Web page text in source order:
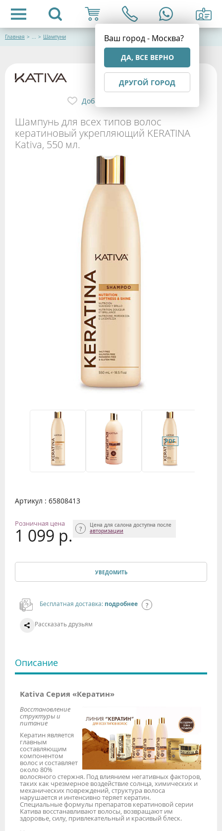
Ваш город - Москва?
ДА, ВСЕ ВЕРНО
ДРУГОЙ ГОРОД
Главная > ... > Шампуни
Шампунь для всех типов волос
кератиновый укрепляющий KERATINA
Kativa, 550 мл.
Добавить в избранное
Артикул : 65808413
Розничная цена
1 099 р.
Цена для салона доступна после
авторизации
УВЕДОМИТЬ
Бесплатная доставка: подробнее
Рассказать друзьям
Описание
Kativa Серия «Кератин»
Восстановление
структуры и
питание
Кератин является
главным
составляющим
компонентом
волос и составляет
около 80%
волосяного стержня. Под влиянием негативных факторов,
таких как чрезмерное воздействие солнца, химических и
механических повреждений, структура волоса
нарушается и интенсивно теряет кератин.
Специальные формулы препаратов кератиновой серии
Катива восстанавливают волосы, возвращают им
здоровье, силу, привлекательный и красивый блеск.